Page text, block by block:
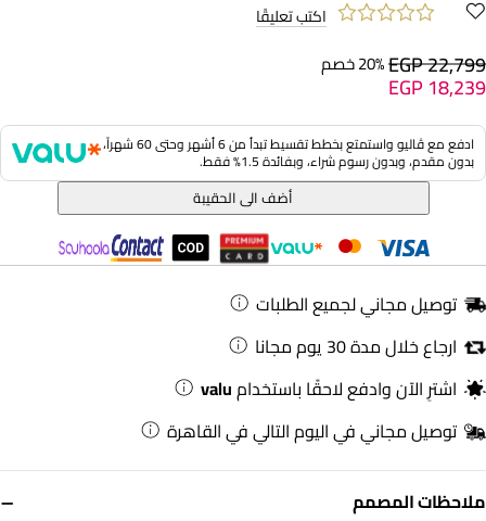
ملاحظات المصمم −
اكتب تعليقًا
EGP 22,79920% خصم
EGP 18,239
ادفع مع ڤاليو واستمتع بخطط تقسيط تبدأ من 6 أشهر وحتى 60 شهراً،
بدون مقدم، وبدون رسوم شراء، وبفائدة 1.5% فقط.
أضف الى الحقيبة
توصيل مجاني لجميع الطلبات
ارجاع خلال مدة 30 يوم مجانا
اشترِ الآن وادفع لاحقًا باستخدامvalu
توصيل مجاني في اليوم التالي في القاهرة